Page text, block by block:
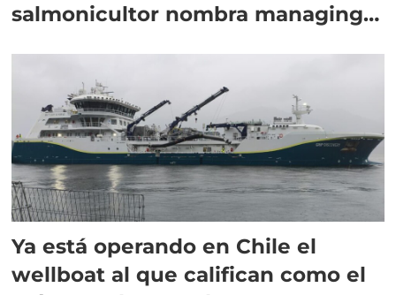
salmonicultor nombra managing
Ya está operando en Chile el
wellboat al que califican como el